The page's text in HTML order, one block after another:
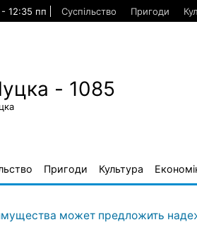
- 12:35 пп Суспільство Пригоди
- 1085
Пригоди Культура